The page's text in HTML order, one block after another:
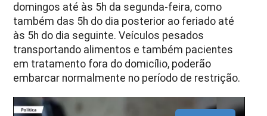
domingos até às 5h da segunda-feira, como
também das 5h do dia posterior ao feriado até
às 5h do dia seguinte. Veículos pesados
transportando alimentos e também pacientes
em tratamento fora do domicílio, poderão
embarcar normalmente no período de restrição.